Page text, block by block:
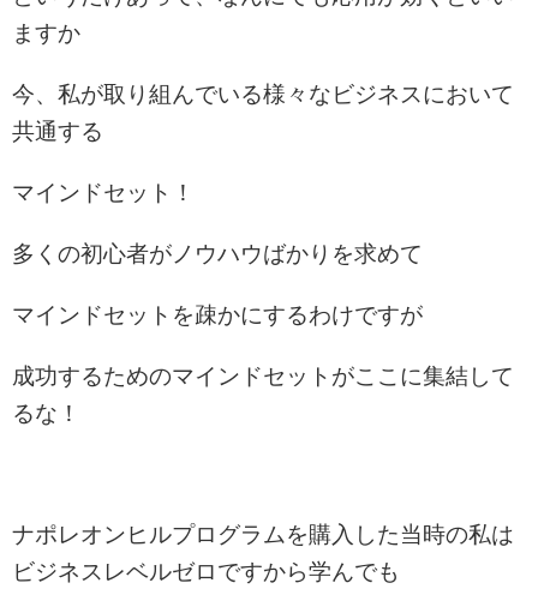
ますか
今、私が取り組んでいる様々なビジネスにおいて
共通する
マインドセット！
多くの初心者がノウハウばかりを求めて
マインドセットを疎かにするわけですが
成功するためのマインドセットがここに集結して
るな！
ナポレオンヒルプログラムを購入した当時の私は
ビジネスレベルゼロですから学んでも